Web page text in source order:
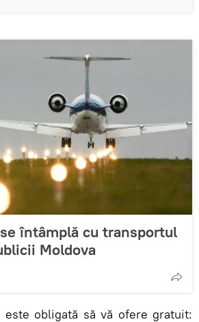
întâmplă cu transportul
Moldova
este obligată să vă ofere gratuit: